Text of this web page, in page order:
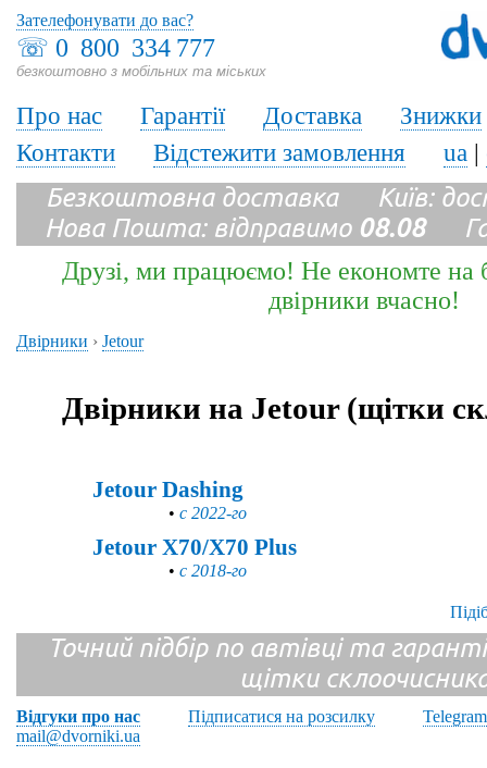
☏ 0 800 334 777
безкоштовно з мобільних та міських
Зателефонувати до вас?
Про нас Гарантії Доставка
Знижки
Контакти
Відстежити замовлення ua |
Безкоштовна доставка Київ:
Нова Пошта: відправимо 08.08
Друзі, ми працюємо! Не економте на
двірники вчасно!
Двірники › Jetour
Двірники на Jetour (щітки
Jetour Dashing
• с 2022-го
Jetour X70/X70 Plus
• с 2018-го
Точний підбір по автівці та
щітки
Відгуки про нас Підписатися на розсилку
Telegram
mail@dvorniki.ua